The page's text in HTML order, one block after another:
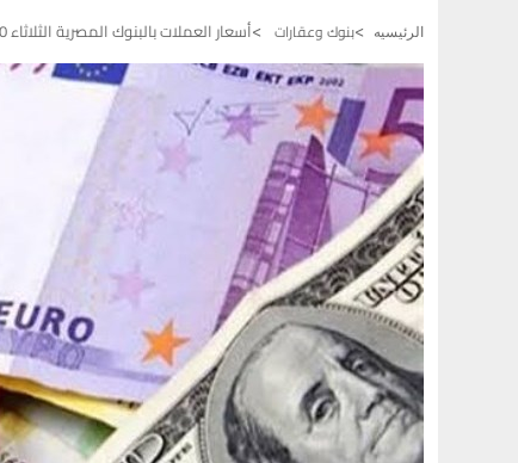
الرئيسيه بنوك وعقارات أسعار العملات بالبنوك المصرية الثلاثاء 30يونيو 2026